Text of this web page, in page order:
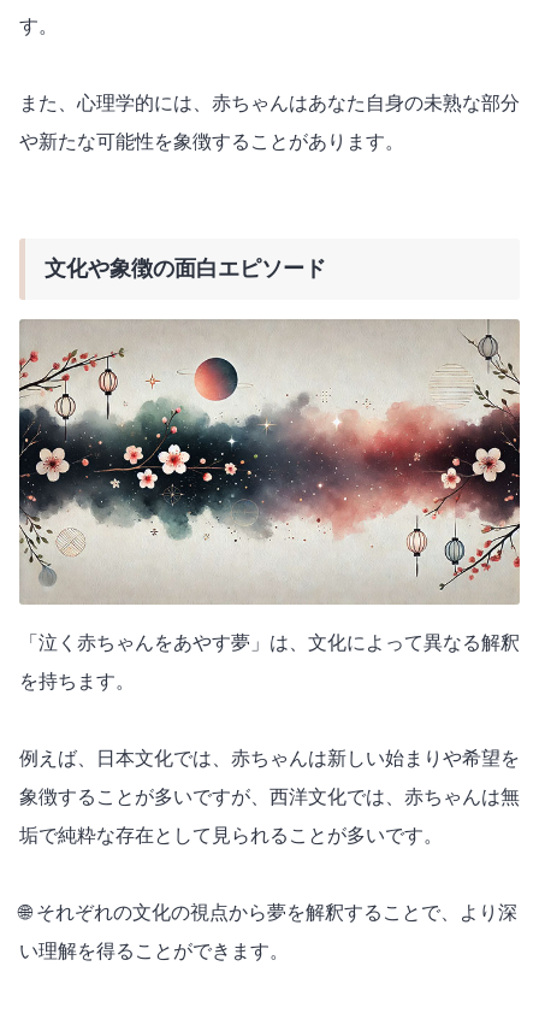
す。
また、心理学的には、赤ちゃんはあなた自身の未熟な部分
や新たな可能性を象徴することがあります。
文化や象徴の面白エピソード
「泣く赤ちゃんをあやす夢」は、文化によって異なる解釈
を持ちます。
例えば、日本文化では、赤ちゃんは新しい始まりや希望を
象徴することが多いですが、西洋文化では、赤ちゃんは無
垢で純粋な存在として見られることが多いです。
🌐 それぞれの文化の視点から夢を解釈することで、より深
い理解を得ることができます。